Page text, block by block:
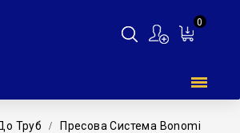
0
Труб
Пресова Система Bonomi